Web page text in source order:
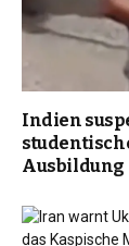
Indien
Ausbildung